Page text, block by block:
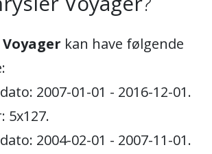
kan have følgende
2007-01-01 - 2016-12-01.
5x127.
2004-02-01 - 2007-11-01.